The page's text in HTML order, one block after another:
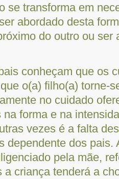
se transforma em
abordado desta
do outro ou ser
conheçam que os
o(a) filho(a) torne-
no cuidado
forma e na
vezes é a falta
dependente dos
pela mãe,
a criança tenderá a